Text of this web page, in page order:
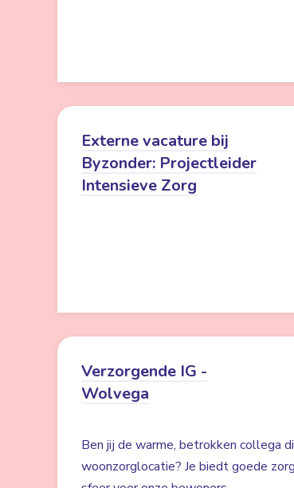
Externe vacature bij
Byzonder: Projectleider
Intensieve Zorg
Verzorgende IG -
Wolvega
Ben jij de warme, betrokken collega
woonzorglocatie? Je biedt goede